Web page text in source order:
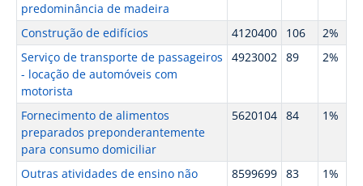
predominância de madeira
Construção de edifícios 4120400 106
2%
Serviço de transporte de passageiros
- locação de automóveis com
motorista
4923002 89 2%
Fornecimento de alimentos
preparados preponderantemente
para consumo domiciliar
5620104 84 1%
Outras atividades de ensino não
8599699 83 1%